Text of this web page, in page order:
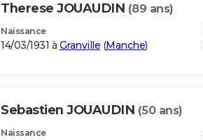
Therese JOUAUDIN (89 ans)
Naissance
14/03/1931 à Granville (Manche)
Sebastien JOUAUDIN (50 ans)
Naissance